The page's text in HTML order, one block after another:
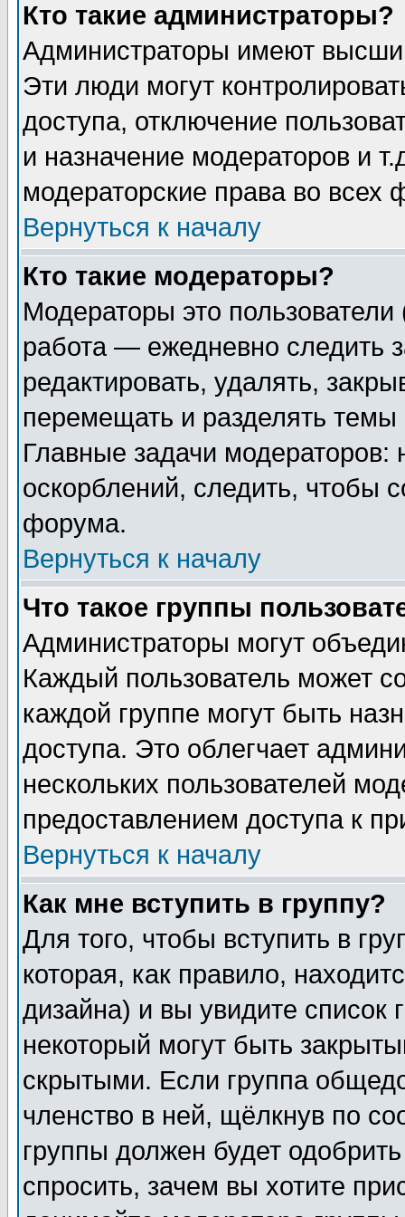
Кто такие администраторы?
Администраторы имеют
Эти люди могут
доступа, отключение
и назначение модераторов и
модераторские права во всех
Вернуться к началу
Кто такие модераторы?
Модераторы это
работа — ежедневно следить
редактировать, удалять,
перемещать и разделять
Главные задачи
оскорблений, следить, чтобы
форума.
Вернуться к началу
Что такое группы
Администраторы могут
Каждый пользователь может
каждой группе могут быть
доступа. Это облегчает
нескольких пользователей
предоставлением доступа к
Вернуться к началу
Как мне вступить в группу?
Для того, чтобы вступить в
которая, как правило,
дизайна) и вы увидите список
некоторый могут быть
скрытыми. Если группа
членство в ней, щёлкнув по
группы должен будет
спросить, зачем вы хотите